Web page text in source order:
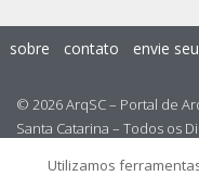
© 2026 ArqSC – Portal de
Santa Catarina – Todos os
sobre contato envie
Utilizamos